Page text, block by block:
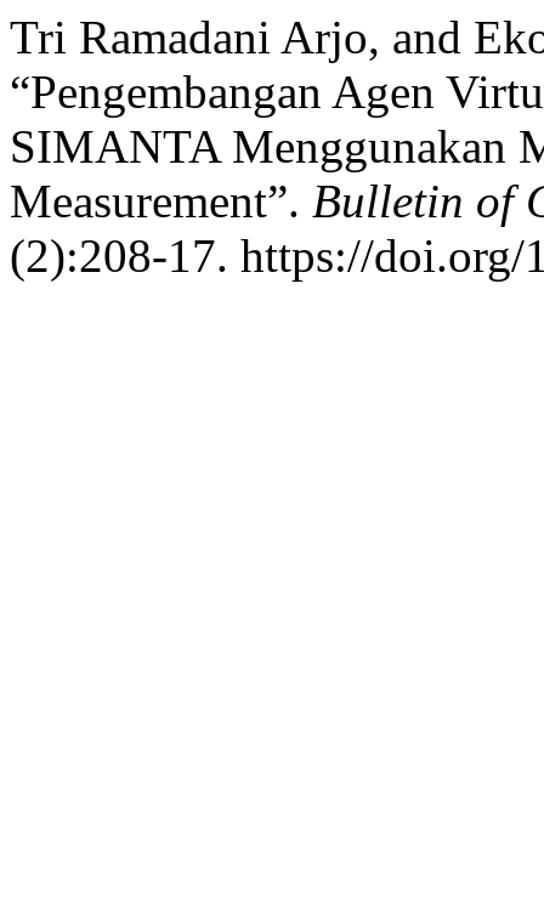
Tri Ramadani Arjo, and
“Pengembangan Agen
SIMANTA Menggunakan
Measurement”. Bulletin of
(2):208-17. https://